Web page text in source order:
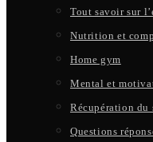
Tout savoir sur
Nutrition et
Home gym
Mental et
Récupération du
Questions